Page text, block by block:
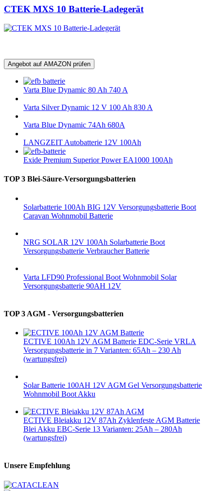
CTEK MXS 10 Batterie-Ladegerät
Angebot auf AMAZON prüfen
Varta Blue Dynamic 80 Ah 740 A
Varta Silver Dynamic 12 V 100 Ah 830 A
Varta Blue Dynamic 74Ah 680A
LANGZEIT Autobatterie 12V 100Ah
Exide Premium Superior Power EA1000 100Ah
TOP 3 Blei-Säure-Versorgungsbatterien
Solarbatterie 100Ah BIG 12V Versorgungsbatterie Boot
Caravan Wohnmobil Batterie
NRG SOLAR 12V 100Ah Solarbatterie Boot
Versorgungsbatterie Verbraucher Batterie
Varta LFD90 Professional Boot Wohnmobil Solar
Versorgungsbatterie 90AH 12V
TOP 3 AGM - Versorgungsbatterien
ECTIVE 100Ah 12V AGM Batterie EDC-Serie VRLA
Versorgungsbatterie in 7 Varianten: 65Ah – 230 Ah
(wartungsfrei)
Solar Batterie 100AH 12V AGM Gel Versorgungsbatterie
Wohnmobil Boot Akku
ECTIVE Bleiakku 12V 87Ah Zyklenfeste AGM Batterie
Blei Akku EBC-Serie 13 Varianten: 25Ah – 280Ah
(wartungsfrei)
Unsere Empfehlung